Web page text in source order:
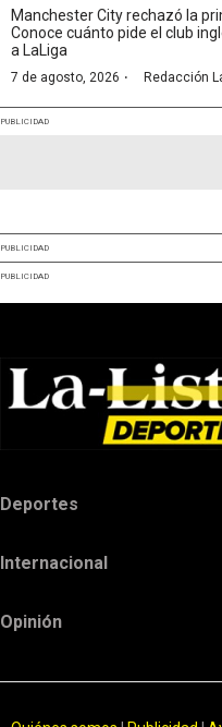
Manchester City rechazó la
Conoce cuánto pide el club
a LaLiga
7 de agosto, 2026 · Redacción
PUBLICIDAD
PUBLICIDAD
PUBLICIDAD
Deportes
Internacional
Opinión